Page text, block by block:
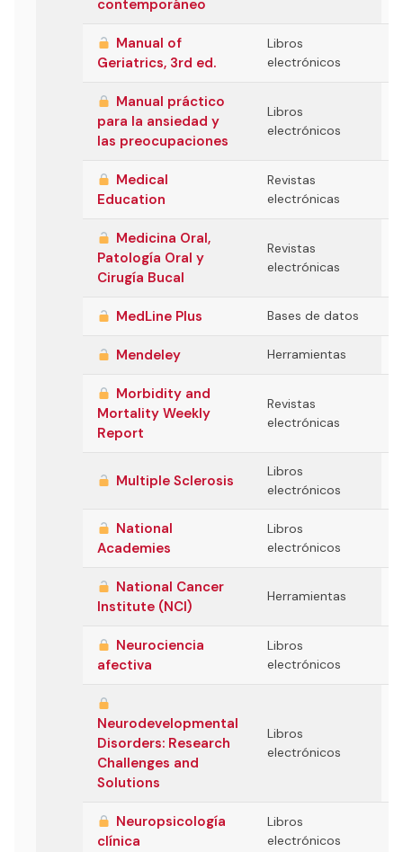
contemporáneo
Manual of
Geriatrics, 3rd ed.
Libros
electrónicos
Manual práctico
para la ansiedad y
las preocupaciones
Libros
electrónicos
Medical
Education
Revistas
electrónicas
Medicina Oral,
Patología Oral y
Cirugía Bucal
Revistas
electrónicas
MedLine Plus Bases de datos
Mendeley Herramientas
Morbidity and
Mortality Weekly
Report
Revistas
electrónicas
Multiple Sclerosis
Libros
electrónicos
National
Academies
Libros
electrónicos
National Cancer
Institute (NCI)
Herramientas
Neurociencia
afectiva
Libros
electrónicos
Neurodevelopmental
Disorders: Research
Challenges and
Solutions
Libros
electrónicos
Neuropsicología
clínica
Libros
electrónicos